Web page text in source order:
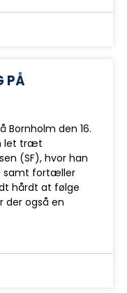
PÅ
Bornholm den 16.
let træt
(SF), hvor han
samt fortæller
hårdt at følge
der også en